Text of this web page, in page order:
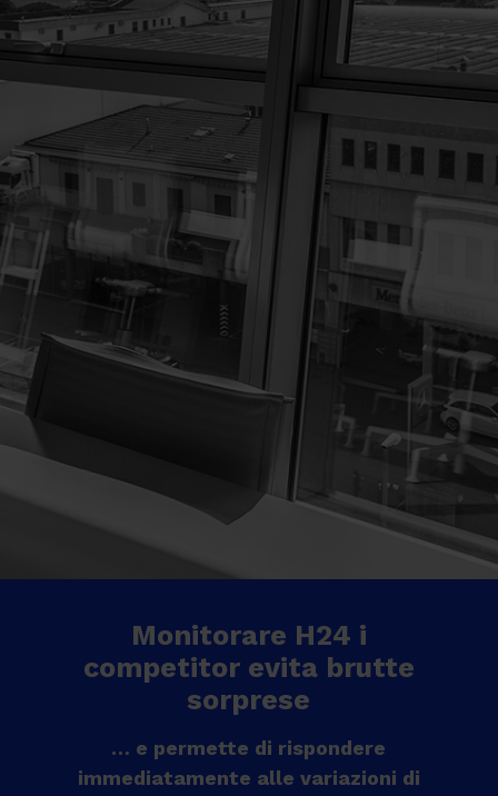
Monitorare H24 i
competitor evita brutte
sorprese
… e permette di rispondere
immediatamente alle variazioni di